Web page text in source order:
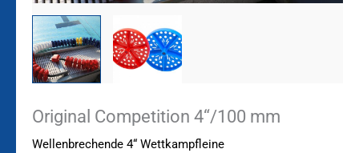
Original Competition 4“/100 mm
Wellenbrechende 4“ Wettkampfleine